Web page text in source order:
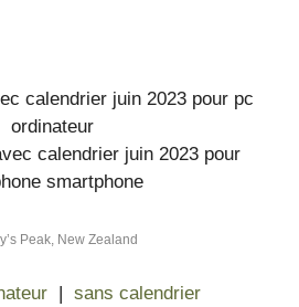
Peak, New Zealand
sans calendrier